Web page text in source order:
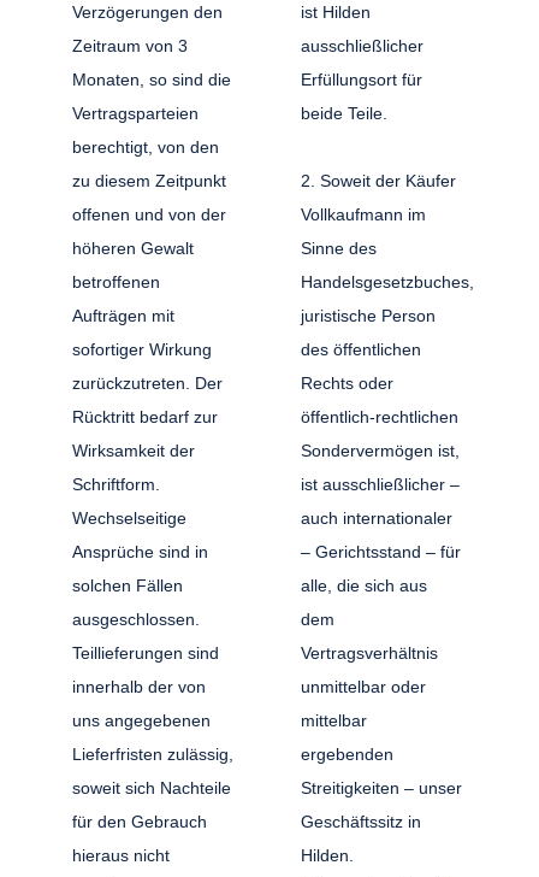
Verzögerungen den
Zeitraum von 3
Monaten, so sind die
Vertragsparteien
berechtigt, von den
zu diesem Zeitpunkt
offenen und von der
höheren Gewalt
betroffenen
Aufträgen mit
sofortiger Wirkung
zurückzutreten. Der
Rücktritt bedarf zur
Wirksamkeit der
Schriftform.
Wechselseitige
Ansprüche sind in
solchen Fällen
ausgeschlossen.
Teillieferungen sind
innerhalb der von
uns angegebenen
Lieferfristen zulässig,
soweit sich Nachteile
für den Gebrauch
hieraus nicht
ist Hilden
ausschließlicher
Erfüllungsort für
beide Teile.
2. Soweit der Käufer
Vollkaufmann im
Sinne des
Handelsgesetzbuches,
juristische Person
des öffentlichen
Rechts oder
öffentlich-rechtlichen
Sondervermögen ist,
ist ausschließlicher –
auch internationaler
– Gerichtsstand – für
alle, die sich aus
dem
Vertragsverhältnis
unmittelbar oder
mittelbar
ergebenden
Streitigkeiten – unser
Geschäftssitz in
Hilden.